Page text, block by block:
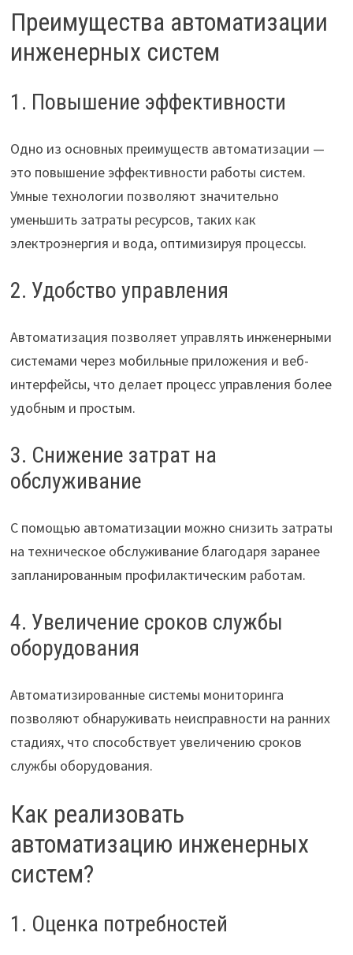
Преимущества автоматизации
инженерных систем
1. Повышение эффективности
Одно из основных преимуществ автоматизации —
это повышение эффективности работы систем.
Умные технологии позволяют значительно
уменьшить затраты ресурсов, таких как
электроэнергия и вода, оптимизируя процессы.
2. Удобство управления
Автоматизация позволяет управлять инженерными
системами через мобильные приложения и веб-
интерфейсы, что делает процесс управления более
удобным и простым.
3. Снижение затрат на
обслуживание
С помощью автоматизации можно снизить затраты
на техническое обслуживание благодаря заранее
запланированным профилактическим работам.
4. Увеличение сроков службы
оборудования
Автоматизированные системы мониторинга
позволяют обнаруживать неисправности на ранних
стадиях, что способствует увеличению сроков
службы оборудования.
Как реализовать
автоматизацию инженерных
систем?
1. Оценка потребностей